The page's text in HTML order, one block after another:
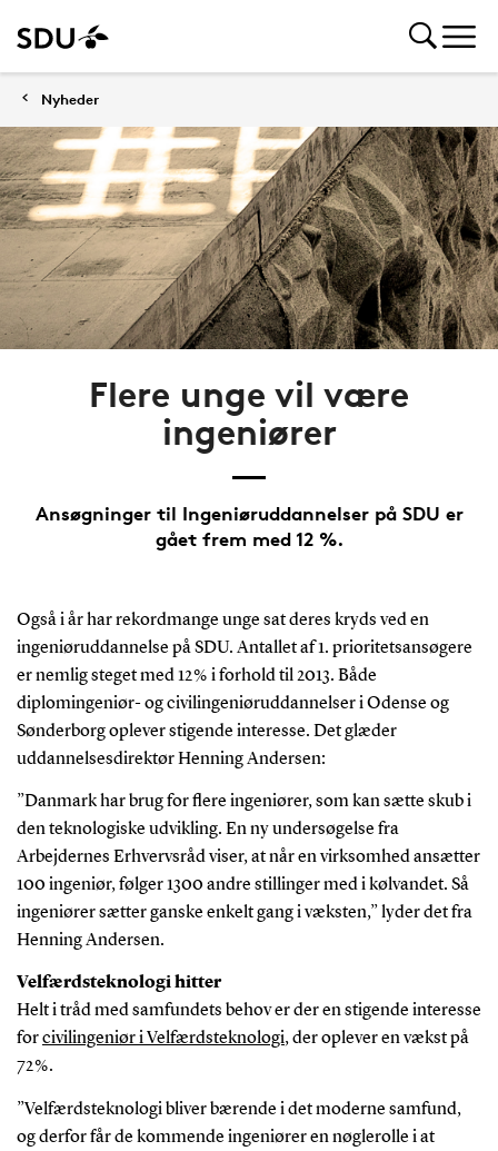
Nyheder
Flere unge vil være
ingeniører
Ansøgninger til Ingeniøruddannelser på SDU er
gået frem med 12 %.
Også i år har rekordmange unge sat deres kryds ved en
ingeniøruddannelse på SDU. Antallet af 1. prioritetsansøgere
er nemlig steget med 12 % i forhold til 2013. Både
diplomingeniør- og civilingeniøruddannelser i Odense og
Sønderborg oplever stigende interesse. Det glæder
uddannelsesdirektør Henning Andersen:
”Danmark har brug for flere ingeniører, som kan sætte skub i
den teknologiske udvikling. En ny undersøgelse fra
Arbejdernes Erhvervsråd viser, at når en virksomhed ansætter
100 ingeniør, følger 1300 andre stillinger med i kølvandet. Så
ingeniører sætter ganske enkelt gang i væksten,” lyder det fra
Henning Andersen.
Velfærdsteknologi hitter
Helt i tråd med samfundets behov er der en stigende interesse
forcivilingeniør i Velfærdsteknologi, der oplever en vækst på
72 %.
”Velfærdsteknologi bliver bærende i det moderne samfund,
og derfor får de kommende ingeniører en nøglerolle i at